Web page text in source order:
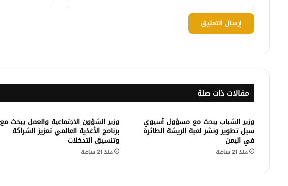
مقالات ذات صلة
وزير الشباب يبحث مع مسؤول آسيوي
سبل تطوير ونشر لعبة الريشة الطائرة
في اليمن
منذ 21 ساعة
وزير الشؤون الاجتماعية والعمل يبحث مع
برنامج الأغذية العالمي تعزيز الشراكة
وتنسيق التدخلات
منذ 21 ساعة